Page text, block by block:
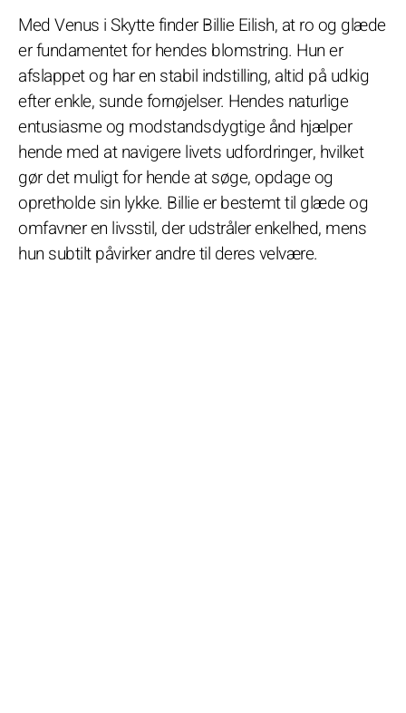
Med Venus i Skytte finder Billie Eilish, at ro og glæde
er fundamentet for hendes blomstring. Hun er
afslappet og har en stabil indstilling, altid på udkig
efter enkle, sunde fornøjelser. Hendes naturlige
entusiasme og modstandsdygtige ånd hjælper
hende med at navigere livets udfordringer, hvilket
gør det muligt for hende at søge, opdage og
opretholde sin lykke. Billie er bestemt til glæde og
omfavner en livsstil, der udstråler enkelhed, mens
hun subtilt påvirker andre til deres velvære.